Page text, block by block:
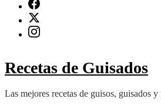
Recetas de Guisados
Las mejores recetas de guisos, guisados y